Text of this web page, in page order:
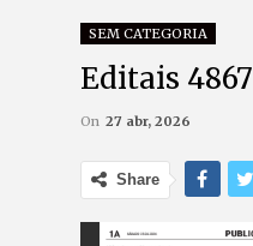
SEM CATEGORIA
Editais 4867
On 27 abr, 2026
Share